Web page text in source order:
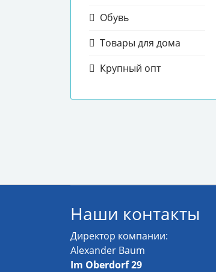
Обувь
Товары для дома
Крупный опт
Наши контакты
Директор компании:
Alexander Baum
Im Oberdorf 29